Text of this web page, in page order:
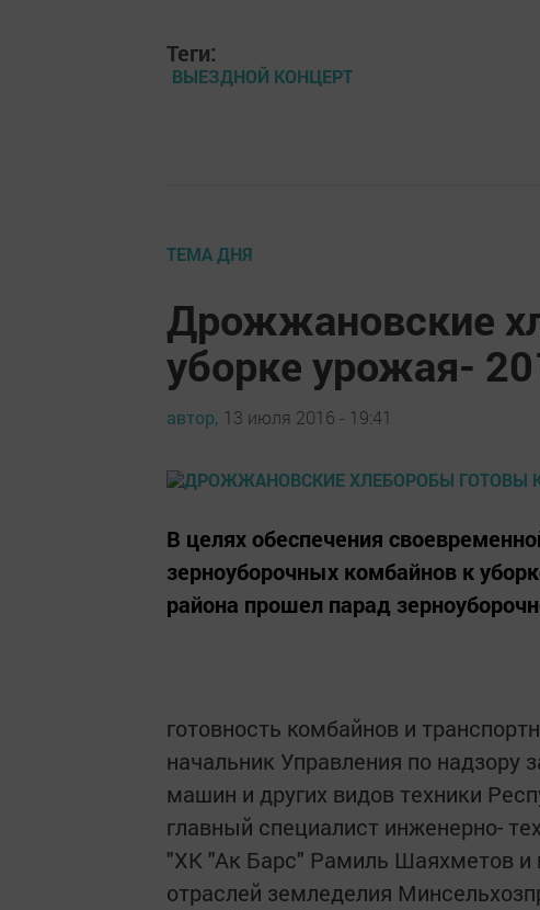
Теги:
ВЫЕЗДНОЙ КОНЦЕРТ
ТЕМА ДНЯ
Дрожжановские
уборке урожая-
автор, 13 июля 2016 - 19:41
В целях обеспечения
зерноуборочных комбайнов к
района прошел парад
готовность комбайнов и
начальник Управления по надзору
машин и других видов техники
главный специалист инженерно-
"ХК "Ак Барс" Рамиль Шаяхметов и
отраслей земледелия